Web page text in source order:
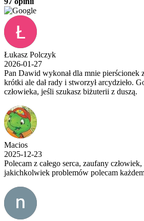
Łukasz Polczyk
2026-01-27
Pan Dawid wykonał dla mnie pierścionek
krótki ale dał rady i stworzył arcydzieło.
człowieka, jeśli szukasz biżuterii z duszą.
Macios
2025-12-23
Polecam z całego serca, zaufany
jakichkolwiek problemów polecam